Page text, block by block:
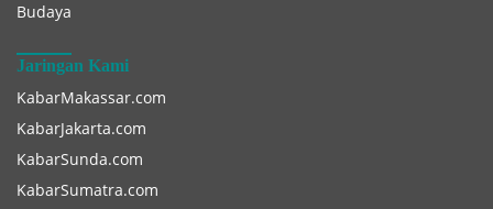
Budaya
Jaringan Kami
KabarMakassar.com
KabarJakarta.com
KabarSunda.com
KabarSumatra.com